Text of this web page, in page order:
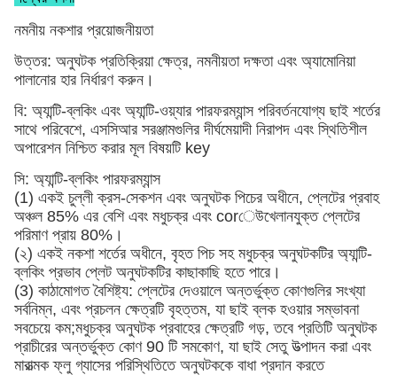
নমনীয় নকশার প্রয়োজনীয়তা
উত্তর: অনুঘটক প্রতিক্রিয়া ক্ষেত্র, নমনীয়তা দক্ষতা এবং অ্যামোনিয়া
পালানোর হার নির্ধারণ করুন।
বি: অ্যান্টি-ব্লকিং এবং অ্যান্টি-ওয়্যার পারফরম্যান্স পরিবর্তনযোগ্য ছাই শর্তের
সাথে পরিবেশে, এসসিআর সরঞ্জামগুলির দীর্ঘমেয়াদী নিরাপদ এবং স্থিতিশীল
অপারেশন নিশ্চিত করার মূল বিষয়টি key
সি: অ্যান্টি-ব্লকিং পারফরম্যান্স
(1) একই চুল্লী ক্রস-সেকশন এবং অনুঘটক পিচের অধীনে, প্লেটের প্রবাহ
অঞ্চল 85% এর বেশি এবং মধুচক্র এবং corেউখেলানযুক্ত প্লেটের
পরিমাণ প্রায় 80%।
(২) একই নকশা শর্তের অধীনে, বৃহত পিচ সহ মধুচক্র অনুঘটকটির অ্যান্টি-
ব্লকিং প্রভাব প্লেট অনুঘটকটির কাছাকাছি হতে পারে।
(3) কাঠামোগত বৈশিষ্ট্য: প্লেটের দেওয়ালে অন্তর্ভুক্ত কোণগুলির সংখ্যা
সর্বনিম্ন, এবং প্রচলন ক্ষেত্রটি বৃহত্তম, যা ছাই ব্লক হওয়ার সম্ভাবনা
সবচেয়ে কম;মধুচক্র অনুঘটক প্রবাহের ক্ষেত্রটি গড়, তবে প্রতিটি অনুঘটক
প্রাচীরের অন্তর্ভুক্ত কোণ 90 টি সমকোণ, যা ছাই সেতু উত্পাদন করা এবং
মারাত্মক ফ্লু গ্যাসের পরিস্থিতিতে অনুঘটককে বাধা প্রদান করতে